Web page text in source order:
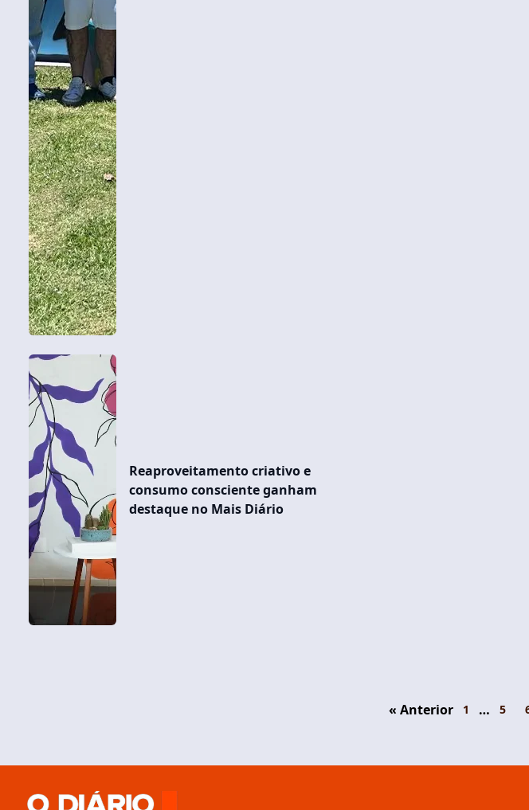
Reaproveitamento criativo e
consumo consciente ganham
destaque no Mais Diário
« Anterior 1 … 5